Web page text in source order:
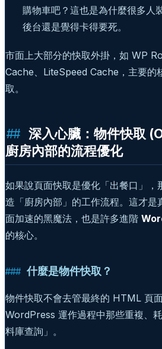
購物車吧？這也是為什麼很多人
後台還是覺得卡得要死。
市面上大部分的快取外掛，如 WP
Cache、LiteSpeed Cache，主要的
取。
深入心臟：物件快取
廚房內部的流程優化
如果說頁面快取是優化「出餐口」，
造「廚房內部」的工作流程。這才
面加速的黑魔法，也是許多進階
的核心。
什麼是物件快取？
物件快取不會去管最終的 HTML 頁
WordPress 運作過程中那些重複、
料庫查詢」。